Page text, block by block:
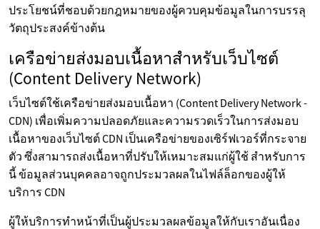
ประโยชน์ที่ชอบด้วยกฎหมายของผู้ควบคุมข้อมูลในการบรรลุ
วัตถุประสงค์ข้างต้น
เครือข่ายส่งมอบเนื้อหาสำหรับเว็บไซต์
(Content Delivery Network)
เว็บไซต์ใช้เครือข่ายส่งมอบเนื้อหา (Content Delivery Network -
CDN) เพื่อเพิ่มความปลอดภัยและความรวดเร็วในการส่งมอบ
เนื้อหาของเว็บไซต์ CDN เป็นเครือข่ายของเซิร์ฟเวอร์ที่กระจาย
ตัว ซึ่งสามารถส่งเนื้อหาที่ปรับให้เหมาะสมแก่ผู้ใช้ สำหรับการ
นี้ ข้อมูลส่วนบุคคลอาจถูกประมวลผลในไฟล์ล็อกของผู้ให้
บริการ CDN
ผู้ให้บริการทำหน้าที่เป็นผู้ประมวลผลข้อมูลให้กับเราอันเนื่อง